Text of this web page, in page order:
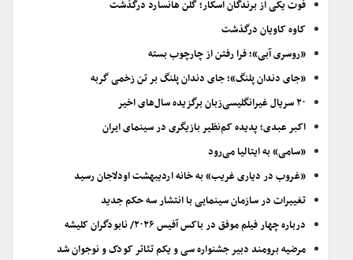
فوت یکی از برندگان اسکار؛ گلن هانسارد درگذشت
کاوه کاویان درگذشت
«روسری آبی»؛ فرا رفتن از چارچوب بسته
«جای دندان پلنگ»؛ جای دندان پلنگ بر تن زخمی گربه
۲۰ سریال غیرانگلیسی‌زبان برگزیده سال‌های اخیر
اکبر عبدی؛ پدیده کم‌نظیر بازیگری در سینمای ایران
«سامی» به ایتالیا می‌رود
«غروب در دیاری غریب» به خانه اردیبهشت اودلاجان رسید
تغییرات در سازمان سینمایی با انتشار سه حکم جدید
درباره چهار فیلم موفق در باکس آفیس ۲۰۲۶/ نابودگران کلیشه
مرضیه برومند دبیر جشنواره سی و یکم تئاتر کودک و نوجوان شد